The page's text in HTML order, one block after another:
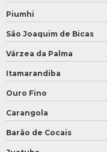
Piumhi
São Joaquim de Bicas
Várzea da Palma
Itamarandiba
Ouro Fino
Carangola
Barão de Cocais